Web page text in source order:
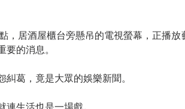
要的消息。
糾葛，竟是大眾的娛樂新聞。